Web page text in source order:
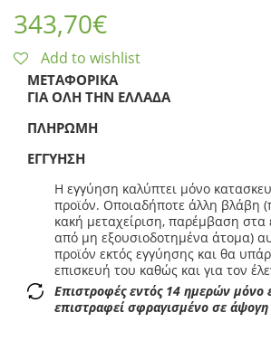
343,70€
Add to wishlist
ΜΕΤΑΦΟΡΙΚΆ
ΓΙΑ ΌΛΗ ΤΗΝ ΕΛΛΆΔΑ
ΠΛΗΡΩΜΉ
ΕΓΓΎΗΣΗ
Η εγγύηση καλύπτει μόνο
προϊόν. Οποιαδήποτε άλλη βλάβη
κακή μεταχείριση, παρέμβαση
από μη εξουσιοδοτημένα άτομα)
προϊόν εκτός εγγύησης και θα
επισκευή του καθώς και για τον
Επιστροφές εντός 14 ημερών μόνο
επιστραφεί σφραγισμένο σε